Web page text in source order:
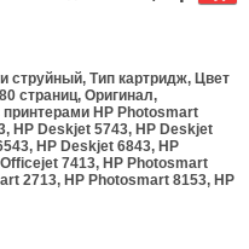
струйный, Типкартридж, Цвет
страниц,Оригинал,
HP Photosmart
HP Deskjet 5743, HP Deskjet
HP Deskjet 6843, HP
7413, HP Photosmart
2713, HP Photosmart 8153, HP